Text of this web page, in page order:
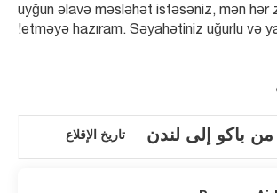
uyğun əlavə məsləhət istəsəniz, mən hər
etməyə hazıram. Səyahətiniz uğurlu və
من باكو إلى لندن تاريخ الإقلاع